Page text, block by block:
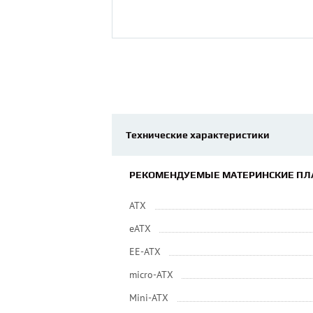
Технические характеристики
РЕКОМЕНДУЕМЫЕ МАТЕРИНСКИЕ
ATX
eATX
EE-ATX
micro-ATX
Mini-ATX